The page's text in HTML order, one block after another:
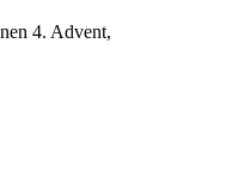
4. Advent,